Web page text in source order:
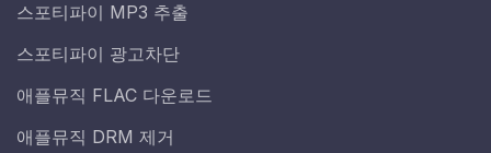
스포티파이 MP3 추출
스포티파이 광고차단
애플뮤직 FLAC 다운로드
애플뮤직 DRM 제거